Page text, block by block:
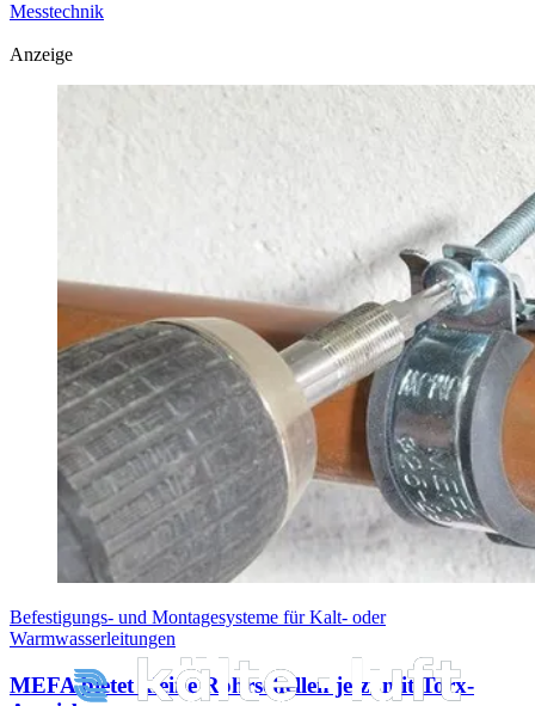
Messtechnik
Anzeige
Befestigungs- und Montagesysteme für Kalt- oder
Warmwasserleitungen
MEFA bietet kleine Rohrschellen jetzt mit Torx-